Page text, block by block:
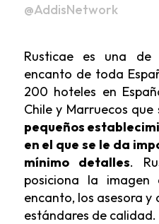
@AddisNetwork
Rusticae es una
encanto de toda
200 hoteles en
Chile y Marruecos
pequeños
en el que se le da
mínimo detalles.
posiciona la
encanto, los asesora
estándares de calidad.